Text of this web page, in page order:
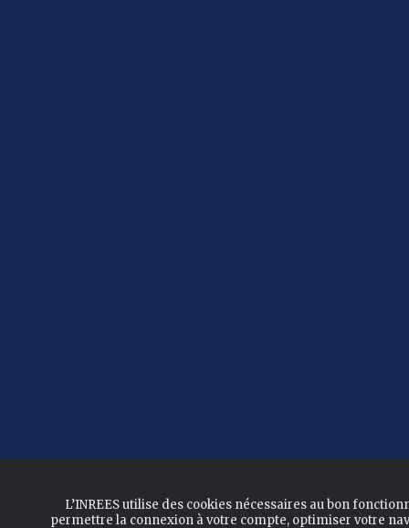
L’INREES utilise des cookies nécessaires au bon
permettre la connexion à votre compte, optimiser votre